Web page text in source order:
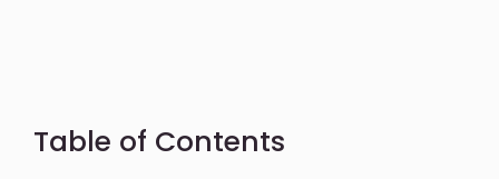
Table of Contents